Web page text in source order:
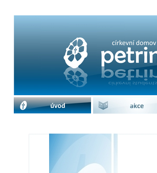
HRANÁ KŘÍŽOVÁ
úvod akce